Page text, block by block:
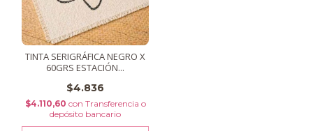
TINTA SERIGRÁFICA NEGRO X
60GRS ESTACIÓN...
$4.836
$4.110,60 con Transferencia o
depósito bancario